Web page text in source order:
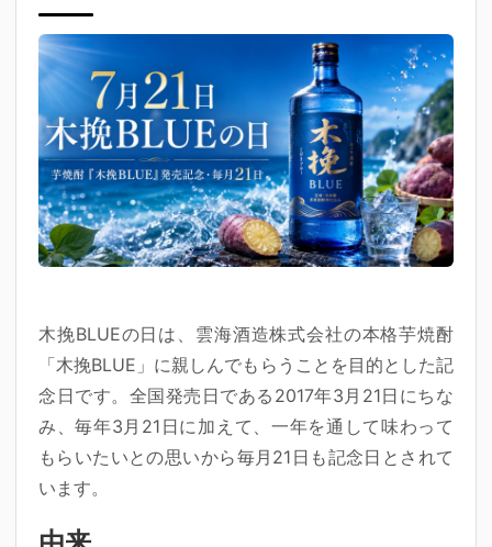
木挽BLUEの日 は、雲海酒造株式会社の本格芋焼酎
「木挽BLUE」に親しんでもらうことを目的とした記
念日です。全国発売日である2017年3月21日にちな
み、毎年3月21日に加えて、一年を通して味わって
もらいたいとの思いから毎月21日 も記念日とされて
います。